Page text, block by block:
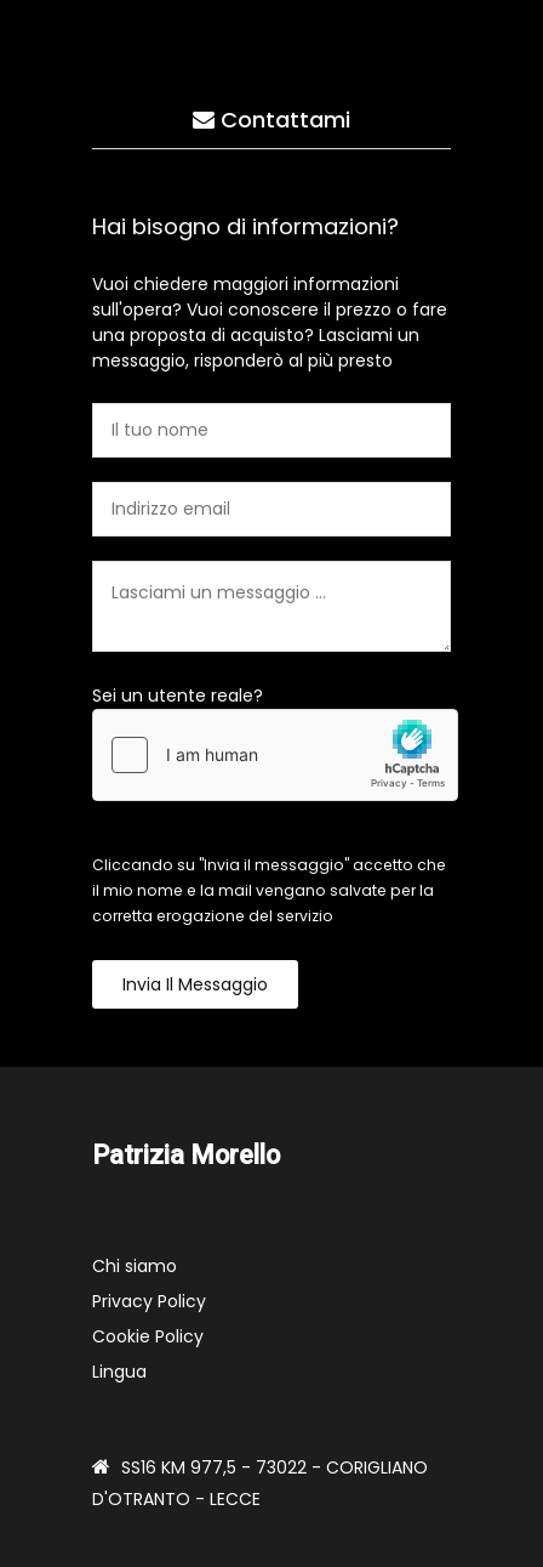
Contattami
Hai bisogno di informazioni?
Vuoi chiedere maggiori informazioni
sull'opera? Vuoi conoscere il prezzo o fare
una proposta di acquisto? Lasciami un
messaggio, risponderò al più presto
Sei un utente reale?
Cliccando su "Invia il messaggio" accetto che
il mio nome e la mail vengano salvate per la
corretta erogazione del servizio
Invia Il Messaggio
Patrizia Morello
Chi siamo
Privacy Policy
Cookie Policy
Lingua
SS16 KM 977,5 - 73022 - CORIGLIANO
D'OTRANTO - LECCE